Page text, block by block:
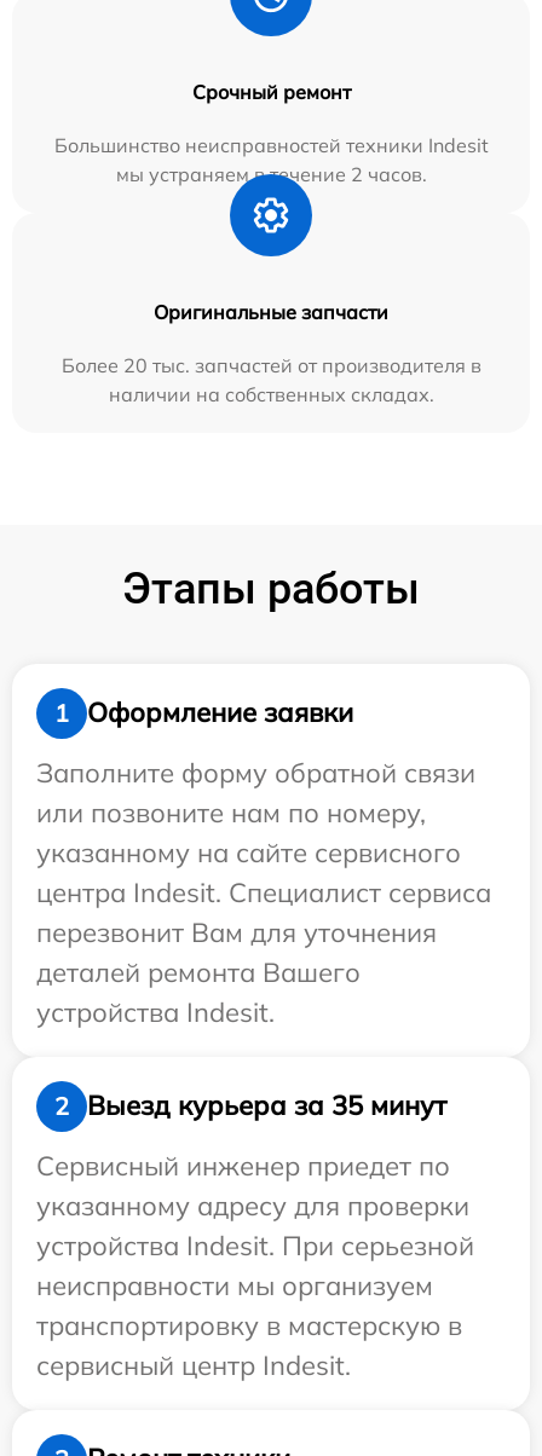
Срочный ремонт
Большинство неисправностей техники Indesit
мы устраняем в течение 2 часов.
Оригинальные запчасти
Более 20 тыс. запчастей от производителя в
наличии на собственных складах.
Этапы работы
1
Оформление заявки
Заполните форму обратной связи
или позвоните нам по номеру,
указанному на сайте сервисного
центра Indesit. Специалист сервиса
перезвонит Вам для уточнения
деталей ремонта Вашего
устройства Indesit.
2
Выезд курьера за 35 минут
Сервисный инженер приедет по
указанному адресу для проверки
устройства Indesit. При серьезной
неисправности мы организуем
транспортировку в мастерскую в
сервисный центр Indesit.